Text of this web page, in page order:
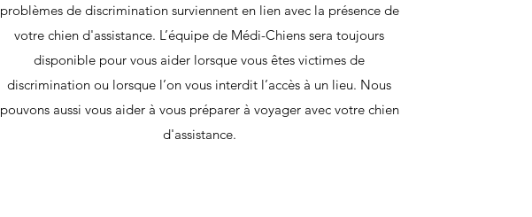
problèmes de discrimination surviennent en lien avec la présence de
votre chien d'assistance. L’équipe de Médi-Chiens sera toujours
disponible pour vous aider lorsque vous êtes victimes de
discrimination ou lorsque l’on vous interdit l’accès à un lieu. Nous
pouvons aussi vous aider à vous préparer à voyager avec votre chien
d'assistance.